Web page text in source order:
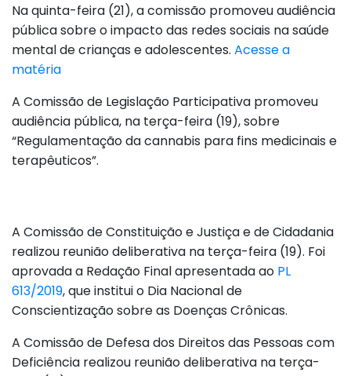
Na quinta-feira (21), a comissão promoveu audiência
pública sobre o impacto das redes sociais na saúde
mental de crianças e adolescentes. Acesse a
matéria
A Comissão de Legislação Participativa promoveu
audiência pública, na terça-feira (19), sobre
“Regulamentação da cannabis para fins medicinais e
terapêuticos”.
A Comissão de Constituição e Justiça e de Cidadania
realizou reunião deliberativa na terça-feira (19). Foi
aprovada a Redação Final apresentada ao PL
613/2019, que institui o Dia Nacional de
Conscientização sobre as Doenças Crônicas.
A Comissão de Defesa dos Direitos das Pessoas com
Deficiência realizou reunião deliberativa na terça-